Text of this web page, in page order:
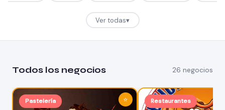
Ver todas▾
Todos los negocios 26 negocios
Pastelería ⭐ Restaurantes